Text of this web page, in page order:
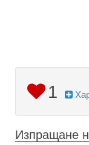
1
Изпращане